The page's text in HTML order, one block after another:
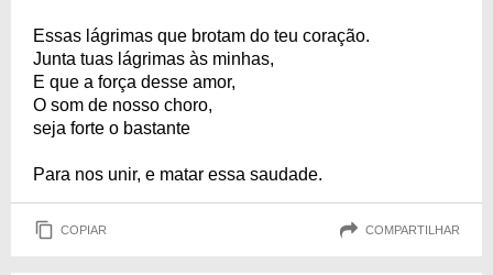
Essas lágrimas que brotam do teu coração.
Junta tuas lágrimas às minhas,
E que a força desse amor,
O som de nosso choro,
seja forte o bastante
Para nos unir, e matar essa saudade.
COPIAR COMPARTILHAR